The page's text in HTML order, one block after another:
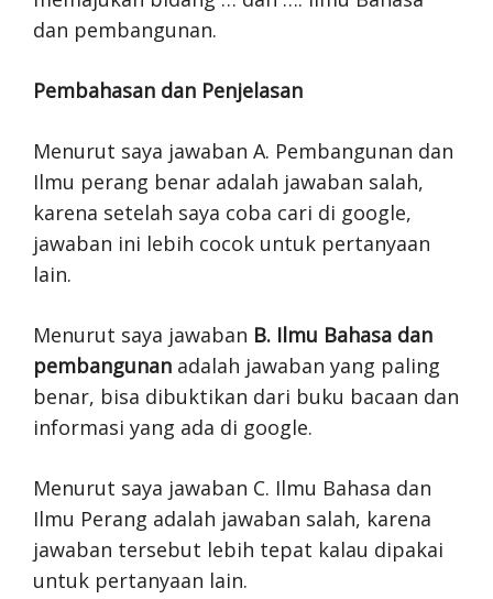
dan pembangunan.
Pembahasan dan Penjelasan
Menurut saya jawaban A. Pembangunan dan
Ilmu perang benar adalah jawaban salah,
karena setelah saya coba cari di google,
jawaban ini lebih cocok untuk pertanyaan
lain.
Menurut saya jawaban B. Ilmu Bahasa dan
pembangunan adalah jawaban yang paling
benar, bisa dibuktikan dari buku bacaan dan
informasi yang ada di google.
Menurut saya jawaban C. Ilmu Bahasa dan
Ilmu Perang adalah jawaban salah, karena
jawaban tersebut lebih tepat kalau dipakai
untuk pertanyaan lain.